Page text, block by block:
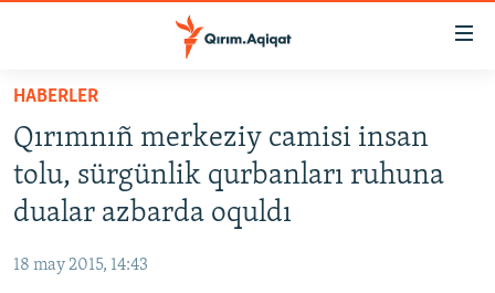
Esas
qaytmaq
Baş
navigatsiyağa
qaytmaq
Qıdıruvğa
qaytmaq
SİYASET
İQTİSADİYAT
MEDENİYET
HABERLER
Qırımnıñ merkeziy camisi insan
tolu, sürgünlik qurbanları ruhuna
dualar azbarda oquldı
18 may 2015, 14:43